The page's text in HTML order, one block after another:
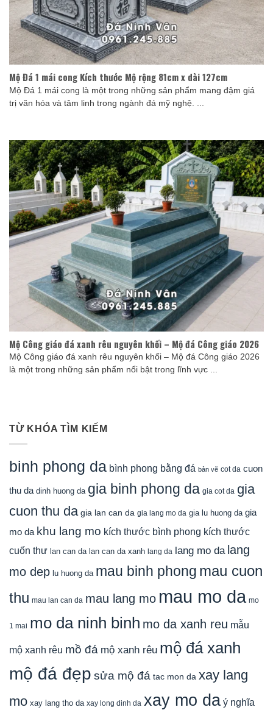
Mộ Đá 1 mái cong Kích thước Mộ rộng 81cm x dài 127cm
Mộ Đá 1 mái cong là một trong những sản phẩm mang đậm giá
trị văn hóa và tâm linh trong ngành đá mỹ nghệ. ...
Mộ Công giáo đá xanh rêu nguyên khối – Mộ đá Công giáo 2026
Mộ Công giáo đá xanh rêu nguyên khối – Mộ đá Công giáo 2026
là một trong những sản phẩm nổi bật trong lĩnh vực ...
TỪ KHÓA TÌM KIẾM
binh phong da bình phong bằng đá bản vẽ cot da cuon
thu da dinh huong da gia binh phong da gia cot da gia
cuon thu da gia lan can da gia lang mo da gia lu huong da gia
mo da khu lang mo kích thước bình phong kích thước
cuốn thư lan can da lan can da xanh lang da lang mo da lang
mo dep lu huong da mau binh phong mau cuon
thu mau lan can da mau lang mo mau mo da mo
1 mai mo da ninh binh mo da xanh reu mẫu
mộ xanh rêu mồ đá mộ xanh rêu mộ đá xanh
mộ đá đẹp sửa mộ đá tac mon da xay lang
mo xay lang tho da xay long dinh da xay mo da ý nghĩa